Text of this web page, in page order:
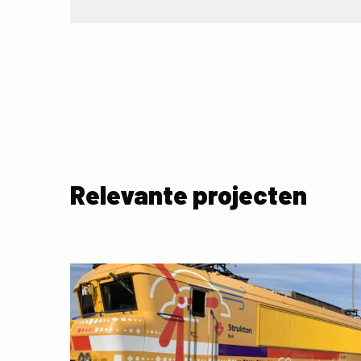
Relevante projecten
Lees
meer
over
Hybride
locomotief